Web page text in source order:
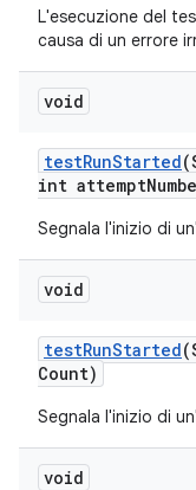
L'esecuzione del
causa di un errore
void
testRunStarted
int attempt
Segnala l'inizio di
void
testRunStarted
Count)
Segnala l'inizio di
void